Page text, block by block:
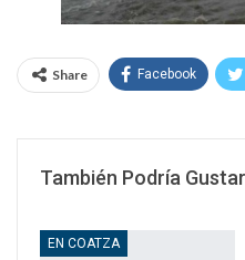
Share Facebook
También Podría
EN COATZA